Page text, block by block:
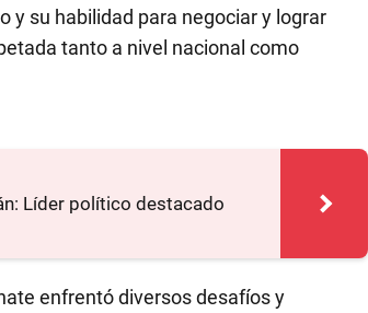
y su habilidad para negociar y lograr
tanto a nivel nacional como
Líder político destacado
enfrentó diversos desafíos y